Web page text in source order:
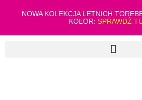
NOWA KOLEKCJA LETNICH
KOLOR: SPRAWDŹ